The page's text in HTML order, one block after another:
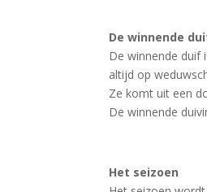
De winnende
De winnende duif
altijd op
Ze komt uit een
De winnende
Het seizoen